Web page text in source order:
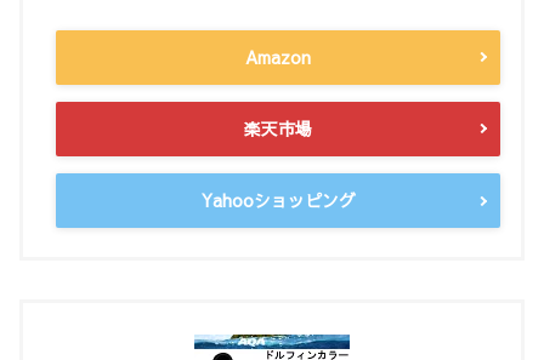
Amazon
楽天市場
Yahooショッピング